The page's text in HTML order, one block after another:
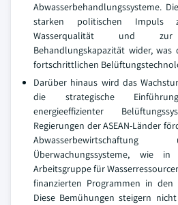
Abwasserbehandlungssysteme.
starken politischen Impuls
Wasserqualität und
Behandlungskapazität wider, was
fortschrittlichen
Darüber hinaus wird das
die strategische
energieeffizienter
Regierungen der ASEAN-Länder
Überwachungssysteme, wie
Arbeitsgruppe für
finanzierten Programmen in
Diese Bemühungen steigern